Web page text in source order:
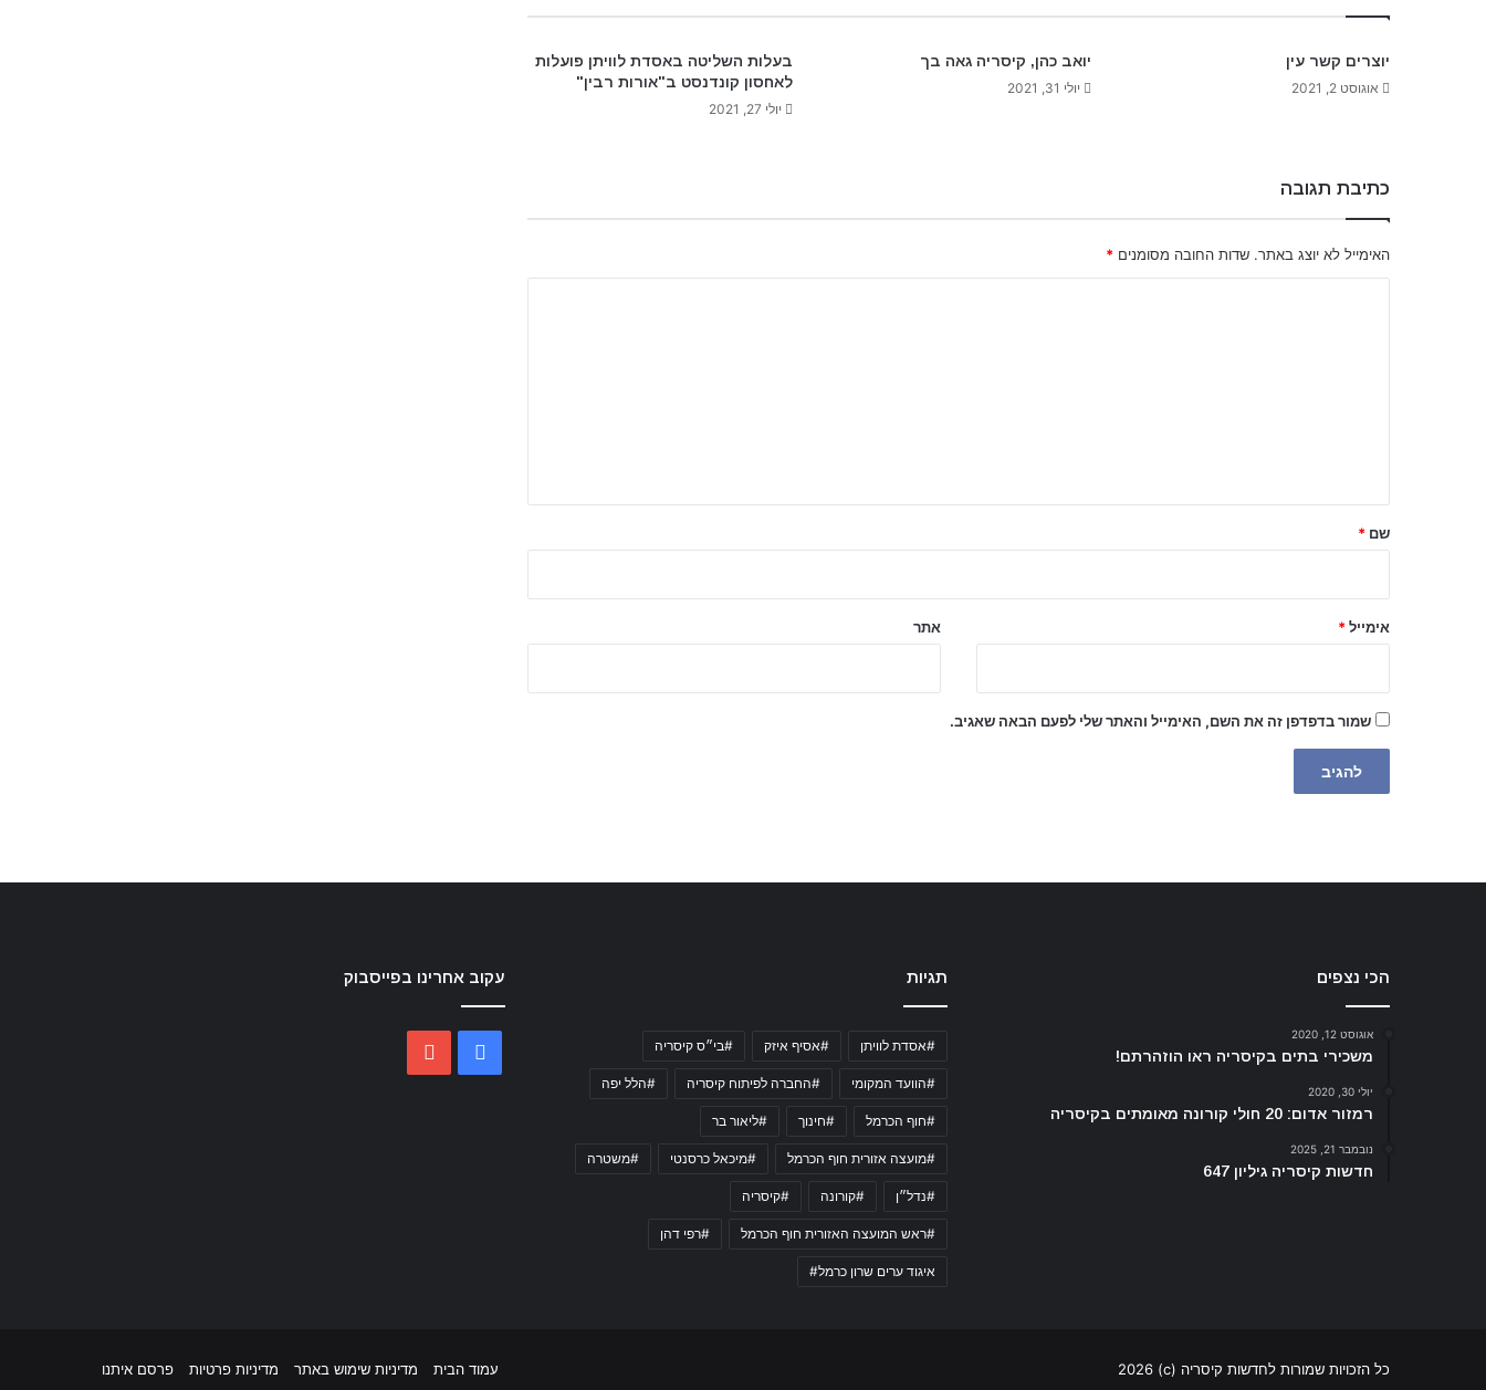
יוצרים קשר עין
אוגוסט 2, 2021
יואב כהן, קיסריה גאה בך
יולי 31, 2021
בעלות השליטה באסדת לוויתן פועלות
לאחסון קונדנסט ב"אורות רבין"
יולי 27, 2021
כתיבת תגובה
האימייל לא יוצג באתר. שדות החובה מסומנים *
ל
שם *
אימייל * אתר
שמור בדפדפן זה את השם, האימייל והאתר שלי לפעם הבאה שאגיב.
הכי נצפים
אוגוסט 12, 2020
משכירי בתים בקיסריה ראו הוזהרתם!
יולי 30, 2020
רמזור אדום: 20 חולי קורונה מאומתים בקיסריה
נובמבר 21, 2025
חדשות קיסריה גיליון 647
תגיות
#אסדת לוויתן #אסיף איזק #בי״ס קיסריה
#הוועד המקומי #החברה לפיתוח קיסריה #הלל יפה
#חוף הכרמל #חינוך #ליאור בר
#מועצה אזורית חוף הכרמל #מיכאל כרסנטי #משטרה
#נדל״ן #קורונה #קיסריה
#ראש המועצה האזורית חוף הכרמל #רפי דהן
איגוד ערים שרון כרמל#
עקוב אחרינו בפייסבוק
Facebook
כל הזכויות שמורות לחדשות קיסריה (c) 2026 עמוד הבית מדיניות שימוש באתר מדיניות פרטיות פרסם איתנו